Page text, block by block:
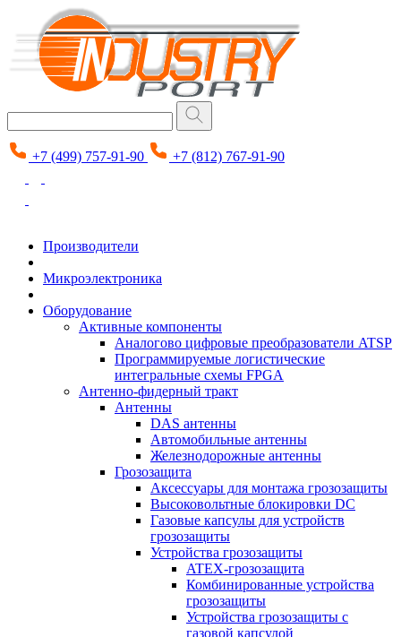
+7 (499) 757-91-90 +7 (812) 767-91-90
Производители
Микроэлектроника
Оборудование
Активные компоненты
Аналогово цифровые преобразователи ATSP
Программируемые логистические
интегральные схемы FPGA
Антенно-фидерный тракт
Антенны
DAS антенны
Автомобильные антенны
Железнодорожные антенны
Грозозащита
Аксессуары для монтажа грозозащиты
Высоковольтные блокировки DC
Газовые капсулы для устройств
грозозащиты
Устройства грозозащиты
ATEX-грозозащита
Комбинированные устройства
грозозащиты
Устройства грозозащиты с
газовой капсулой